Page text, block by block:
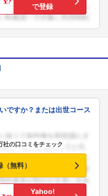
で登録
ですか？または出世コース
社の口コミをチェック
無料）
Yahoo!